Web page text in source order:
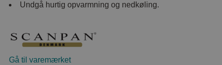
Undgå hurtig opvarmning og nedkøling.
Gå til varemærket